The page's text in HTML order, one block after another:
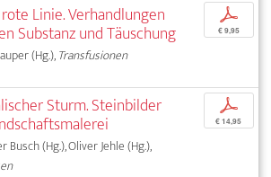
Linie. Verhandlungen
Substanz und Täuschung
(Hg.),Transfusionen
p
€ 9,95
Sturm. Steinbilder
Busch (Hg.), Oliver Jehle (Hg.),
p
€ 14,95